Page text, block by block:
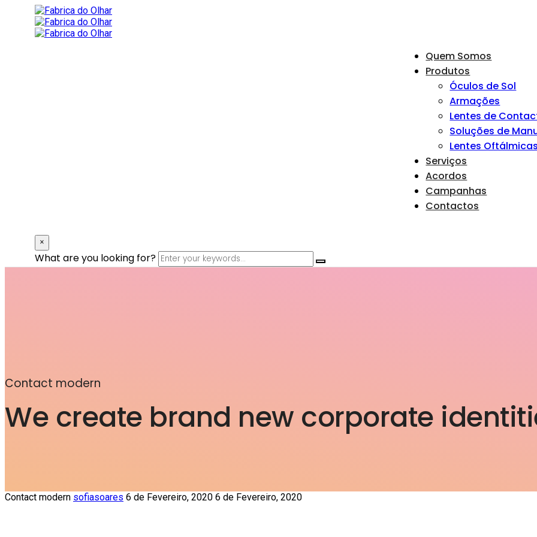
Quem Somos
Produtos
Óculos de Sol
Armações
Lentes de
Soluções de
Lentes
Serviços
Acordos
Campanhas
Contactos
×
What are you looking for?
Contact modern
We create brand new corporate
Contact modern sofiasoares 6 de Fevereiro, 2020 6 de Fevereiro, 2020